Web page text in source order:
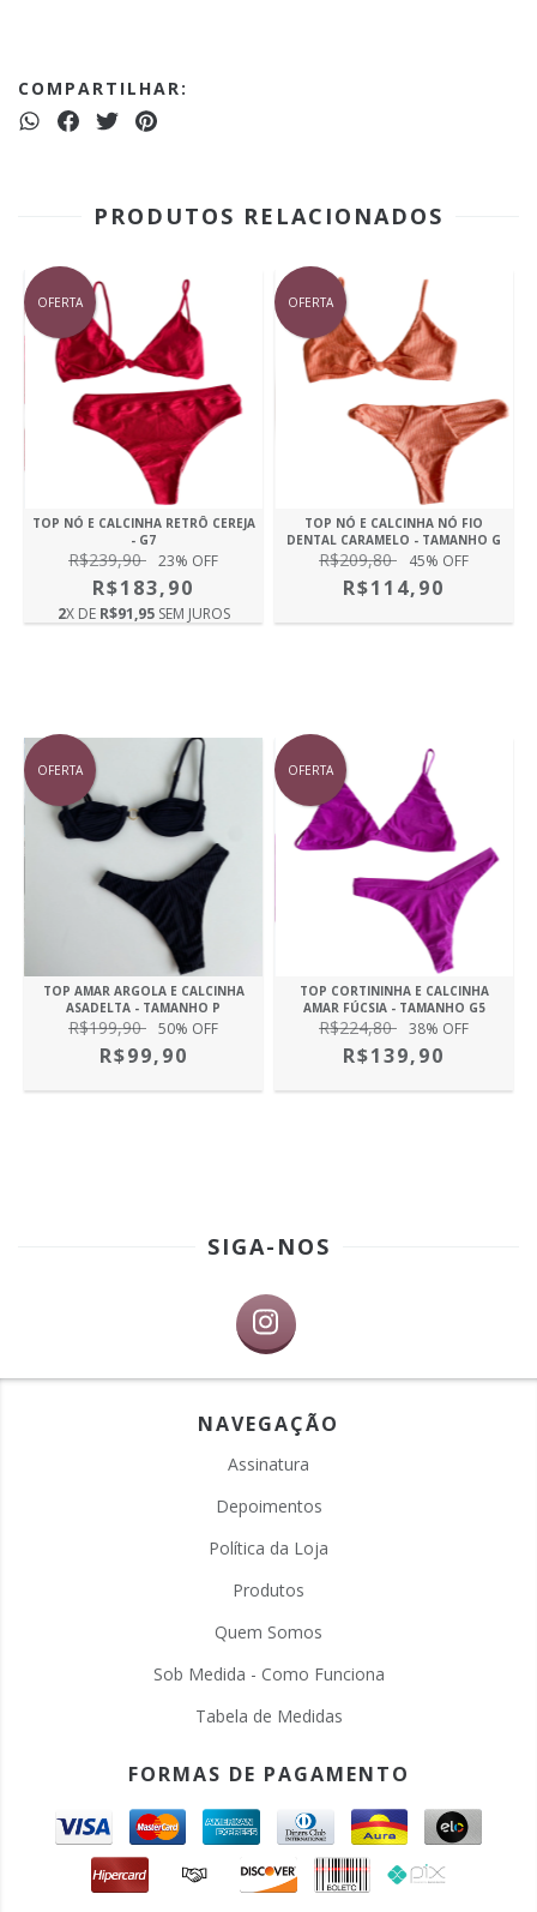
COMPARTILHAR:
PRODUTOS RELACIONADOS
OFERTA
TOP NÓ E CALCINHA RETRÔ CEREJA
- G7
R$239,90 23% OFF
R$183,90
2X DE R$91,95SEM JUROS
OFERTA
TOP NÓ E CALCINHA NÓ FIO
DENTAL CARAMELO - TAMANHO G
R$209,80 45% OFF
R$114,90
OFERTA
TOP AMAR ARGOLA E CALCINHA
ASADELTA - TAMANHO P
R$199,90 50% OFF
R$99,90
OFERTA
TOP CORTININHA E CALCINHA
AMAR FÚCSIA - TAMANHO G5
R$224,80 38% OFF
R$139,90
SIGA-NOS
NAVEGAÇÃO
Assinatura
Depoimentos
Política da Loja
Produtos
Quem Somos
Sob Medida - Como Funciona
Tabela de Medidas
FORMAS DE PAGAMENTO